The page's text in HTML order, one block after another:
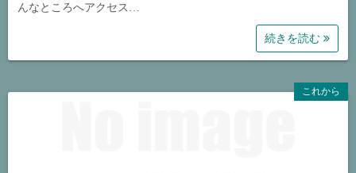
んなところへアクセス…
続きを読む
これから